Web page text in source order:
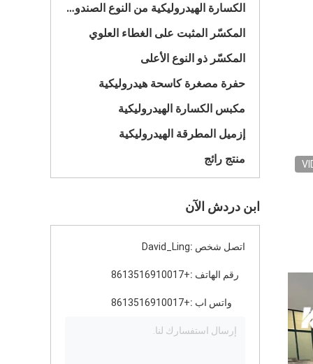
الكسارة الهيدروليكية من النوع الصندوقي
المكسّر المثبت على الغطاء العلوي
المكسّر ذو النوع الأعلى
حفرة مصغرة كاسحة هيدروليكية
مكبس الكسارة الهيدروليكية
إزميل المطرقة الهيدروليكية
منتج رائج
ابن دردش الآن
اتصل شخص :David_Ling
رقم الهاتف :+8613516910017
واتس اب :+8613516910017